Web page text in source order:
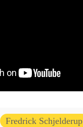
Fredrick Schjelderup